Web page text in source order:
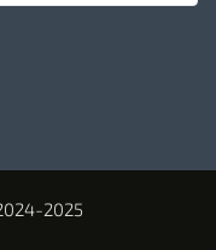
2025